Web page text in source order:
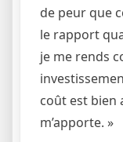
de peur que
le rapport
je me rends
coût est bien
m’apporte. »